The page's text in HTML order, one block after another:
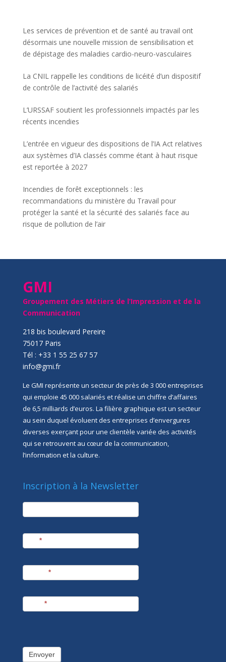
Les services de prévention et de santé au travail ont
désormais une nouvelle mission de sensibilisation et
de dépistage des maladies cardio-neuro-vasculaires
La CNIL rappelle les conditions de licéité d’un dispositif
de contrôle de l’activité des salariés
L’URSSAF soutient les professionnels impactés par les
récents incendies
L’entrée en vigueur des dispositions de l’IA Act relatives
aux systèmes d’IA classés comme étant à haut risque
est reportée à 2027
Incendies de forêt exceptionnels : les
recommandations du ministère du Travail pour
protéger la santé et la sécurité des salariés face au
risque de pollution de l’air
GMI
Groupement des Métiers de l’Impression et de la
Communication
218 bis boulevard Pereire
75017 Paris
Tél : +33 1 55 25 67 57
info@gmi.fr
Le GMI représente un secteur de près de 3 000 entreprises
qui emploie 45 000 salariés et réalise un chiffre d’affaires
de 6,5 milliards d’euros. La filière graphique est un secteur
au sein duquel évoluent des entreprises d’envergures
diverses exerçant pour une clientèle variée des activités
qui se retrouvent au cœur de la communication,
l’information et la culture.
Inscription à la Newsletter
newsletter
*
*
*
Envoyer